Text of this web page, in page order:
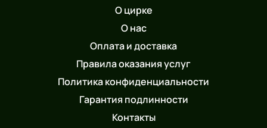
О цирке
О нас
Оплата и доставка
Правила оказания услуг
Политика конфиденциальности
Гарантия подлинности
Контакты